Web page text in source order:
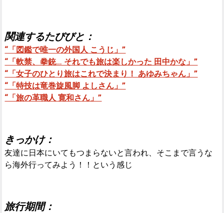
関連するたびびと：
“「図鑑で唯一の外国人 こうじ」”
“「軟禁、拳銃… それでも旅は楽しかった 田中かな」”
“「女子のひとり旅はこれで決まり！ あゆみちゃん」”
“「特技は竜巻旋風脚 よしさん」”
“「旅の革職人 寛和さん」”
きっかけ：
友達に日本にいてもつまらないと言われ、そこまで言うな
ら海外行ってみよう！！という感じ
旅行期間：